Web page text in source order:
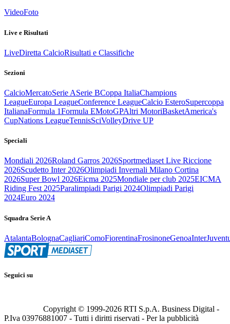
VideoFoto
Live e Risultati
LiveDiretta CalcioRisultati e Classifiche
Sezioni
CalcioMercatoSerie ASerie BCoppa ItaliaChampions
LeagueEuropa LeagueConference LeagueCalcio EsteroSupercoppa
ItalianaFormula 1Formula EMotoGPAltri MotoriBasketAmerica's
CupNations LeagueTennisSciVolleyDrive UP
Speciali
Mondiali 2026Roland Garros 2026Sportmediaset Live Riccione
2026Scudetto Inter 2026Olimpiadi Invernali Milano Cortina
2026Super Bowl 2026Eicma 2025Mondiale per club 2025EICMA
Riding Fest 2025Paralimpiadi Parigi 2024Olimpiadi Parigi
2024Euro 2024
Squadra Serie A
AtalantaBolognaCagliariComoFiorentinaFrosinoneGenoaInter
Seguici su
Copyright © 1999-2026 RTI S.p.A. Business Digital -
P.Iva 03976881007 - Tutti i diritti riservati - Per la pubblicità